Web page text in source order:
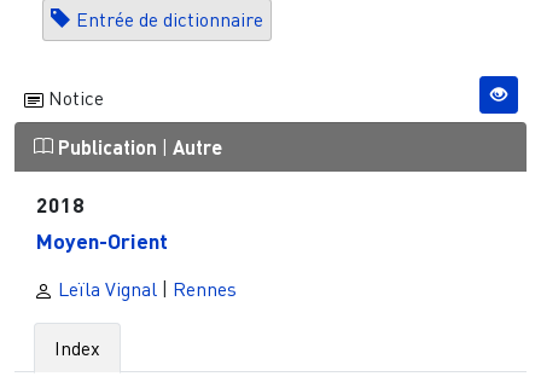
Entrée de dictionnaire
Notice
Publication | Autre
2018
Moyen-Orient
Leïla Vignal | Rennes
Index